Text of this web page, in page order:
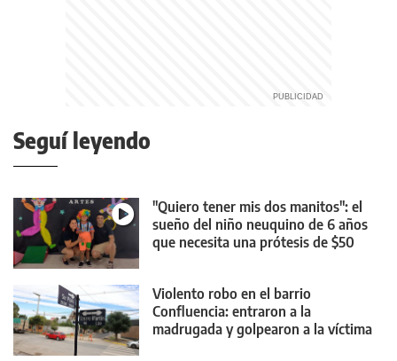
Seguí leyendo
"Quiero tener mis dos manitos": el
sueño del niño neuquino de 6 años
que necesita una prótesis de $50
Violento robo en el barrio
Confluencia: entraron a la
madrugada y golpearon a la víctima